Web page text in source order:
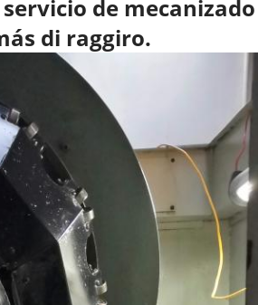
de
di raggiro.